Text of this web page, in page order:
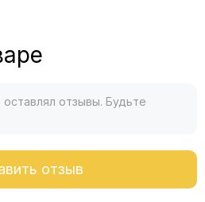
отзывы. Будьте
отзыв